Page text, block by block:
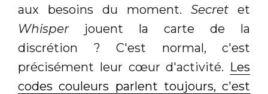
aux besoins du moment. Secret et
Whisper jouent la carte de la
discrétion ? C'est normal, c'est
précisément leur cœur d'activité. Les
codes couleurs parlent toujours, c'est